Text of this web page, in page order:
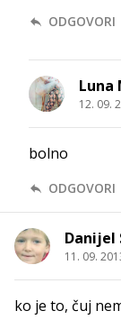
ODGOVORI
Luna
12. 09.
bolno
ODGOVORI
Danijel
11. 09.
ko je to, čuj